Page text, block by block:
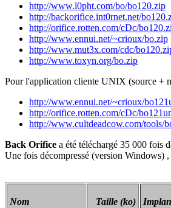
http://www.l0pht.com/bo/bo120.zip
http://backorifice.int0rnet.net/
http://orifice.rotten.com/cDc/
http://www.ennui.net/~crioux/bo.zip
http://www.mut3x.com/cdc/
http://www.toxyn.org/bo.zip
Pour l'application cliente UNIX (source +
http://www.ennui.net/~crioux/
http://orifice.rotten.com/cDc/
http://www.cultdeadcow.com/tools/
Back Orifice a été téléchargé 35 000 fois
Une fois décompressé (version Windows)
Nom Taille (ko)